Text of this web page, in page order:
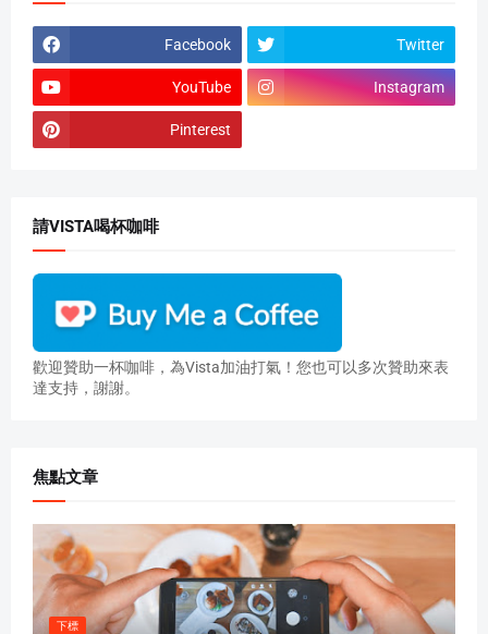
Facebook Twitter
YouTube Instagram
Pinterest
請VISTA喝杯咖啡
歡迎贊助一杯咖啡，為Vista加油打氣！您也可以多次贊助來表
達支持，謝謝。
焦點文章
下標